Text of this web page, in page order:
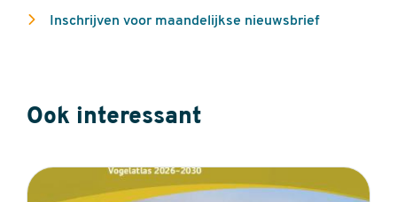
Inschrijven voor maandelijkse nieuwsbrief
Ook interessant